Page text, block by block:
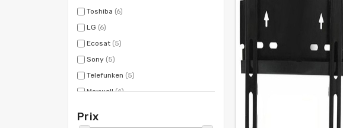
Toshiba (6)
LG (6)
Ecosat (5)
Sony (5)
Telefunken (5)
Maxwell(4)
ALMA
Prix